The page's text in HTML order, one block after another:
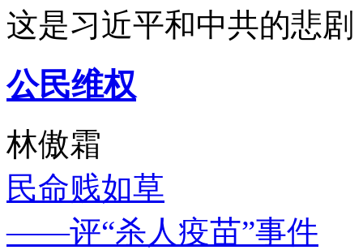
这是习近平和中共的悲
公民维权
林傲霜
民命贱如草
——评“杀人疫苗”事件